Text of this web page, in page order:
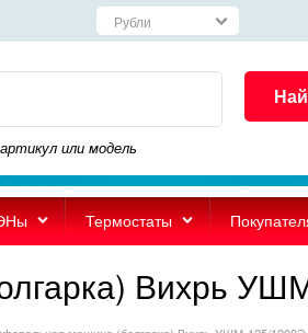
или модель
Термостаты
Вихрь